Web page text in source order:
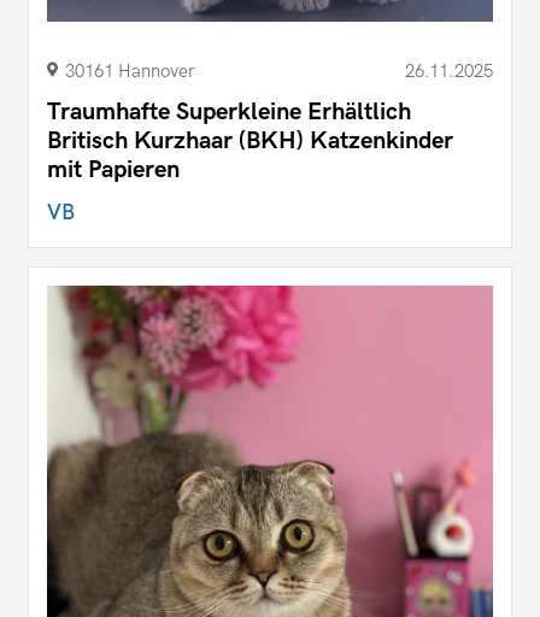
30161 Hannover 26.11.2025
Traumhafte Superkleine Erhältlich
Britisch Kurzhaar (BKH) Katzenkinder
mit Papieren
VB